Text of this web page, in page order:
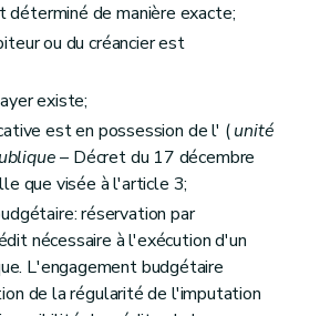
en matière de prescription
relatives aux objectifs budgétaires, sociaux, économiques et environnementaux
à l'Agence wallonne de la santé, de la protection sociale, du handicap et des familles, aux entreprises régionales, au Parlement et au Service du Médiateur
de manière exacte;
ou du créancier est
existe;
est en possession de l' (unité
– Décret du 17 décembre
que visée à l'article 3;
réservation par
nécessaire à l'exécution d'un
L'engagement budgétaire
de la régularité de l'imputation